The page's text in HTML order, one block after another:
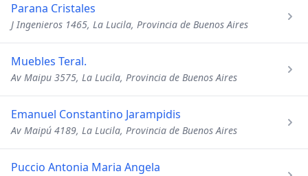
Parana Cristales
J Ingenieros 1465, La Lucila, Provincia de Buenos Aires
Muebles Teral.
Av Maipu 3575, La Lucila, Provincia de Buenos Aires
Emanuel Constantino Jarampidis
Av Maipú 4189, La Lucila, Provincia de Buenos Aires
Puccio Antonia Maria Angela